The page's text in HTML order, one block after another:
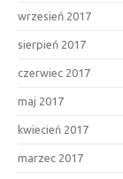
wrzesień 2017
sierpień 2017
czerwiec 2017
maj 2017
kwiecień 2017
marzec 2017